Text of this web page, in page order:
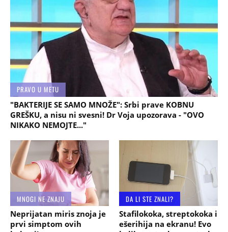
PRAVO U METU
"BAKTERIJE SE SAMO MNOŽE": Srbi prave KOBNU
GREŠKU, a nisu ni svesni! Dr Voja upozorava - "OVO
NIKAKO NEMOJTE..."
MNOGI NE ZNAJU
Neprijatan miris znoja je
prvi simptom ovih
DA LI STE ZNALI?
Stafilokoka, streptokoka i
ešerihija na ekranu! Evo